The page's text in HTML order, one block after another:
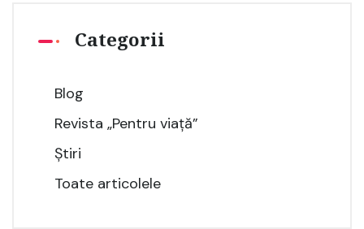
Categorii
Blog
Revista „Pentru viață”
Știri
Toate articolele